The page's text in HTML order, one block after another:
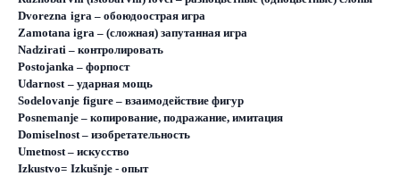
Dvorezna igra – обоюдоострая игра
Zamotana igra – (сложная) запутанная игра
Nadzirati – контролировать
Postojanka – форпост
Udarnost – ударная мощь
Sodelovanje figure – взаимодействие фигур
Posnemanje – копирование, подражание, имитация
Domiselnost – изобретательность
Umetnost – искусство
Izkustvo= Izkušnje - опыт